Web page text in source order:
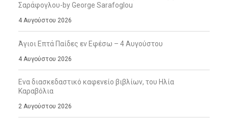
Σαράφογλου-by George Sarafoglou
4 Αυγούστου 2026
Άγιοι Επτά Παίδες εν Εφέσω – 4 Αυγούστου
4 Αυγούστου 2026
Ενα διασκεδαστικό καφενείο βιβλίων, του Ηλία
Καραβόλια
2 Αυγούστου 2026